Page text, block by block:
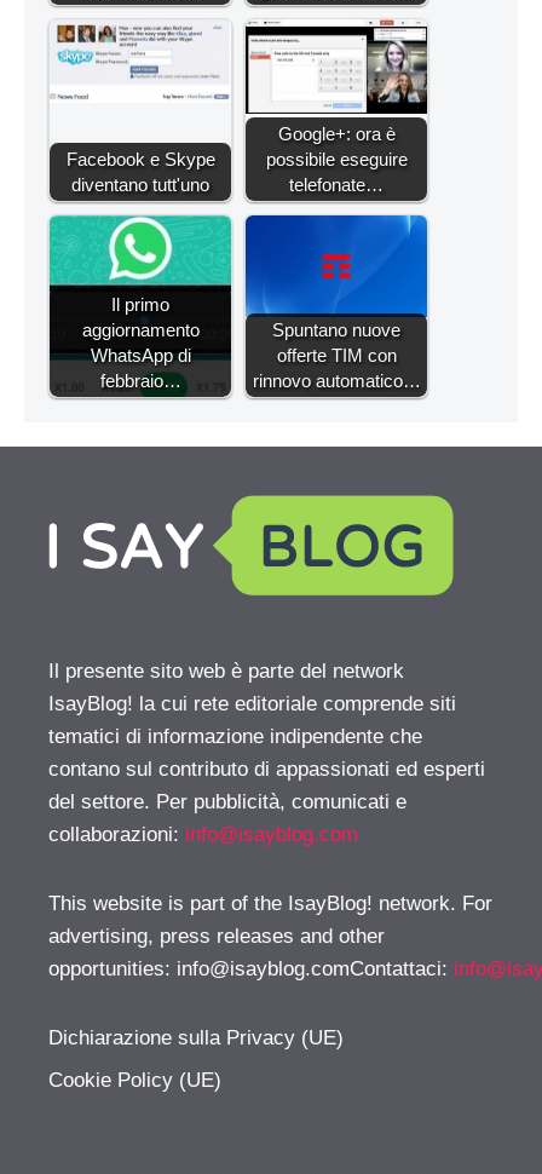
Facebook e Skype
diventano tutt'uno
Google+: ora è
possibile eseguire
telefonate…
Il primo
aggiornamento
WhatsApp di
febbraio…
Spuntano nuove
offerte TIM con
rinnovo automatico…
Il presente sito web è parte del network
IsayBlog! la cui rete editoriale comprende siti
tematici di informazione indipendente che
contano sul contributo di appassionati ed esperti
del settore. Per pubblicità, comunicati e
collaborazioni: info@isayblog.com
This website is part of the IsayBlog! network. For
advertising, press releases and other
opportunities: info@isayblog.comContattaci:
Dichiarazione sulla Privacy (UE)
Cookie Policy (UE)